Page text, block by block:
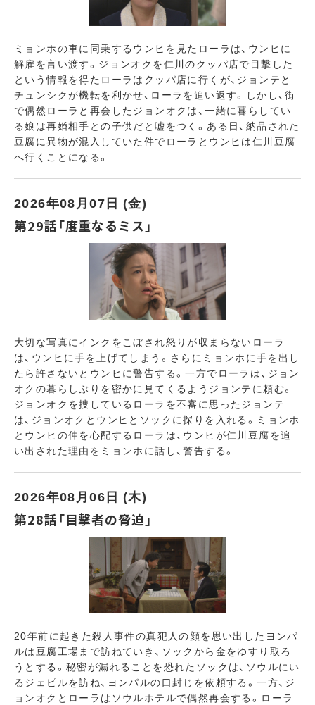
ミョンホの車に同乗するウンヒを見たローラは、ウンヒに
解雇を言い渡す。ジョンオクを仁川のクッパ店で目撃した
という情報を得たローラはクッパ店に行くが、ジョンテと
チュンシクが機転を利かせ、ローラを追い返す。しかし、街
で偶然ローラと再会したジョンオクは、一緒に暮らしてい
る娘は再婚相手との子供だと嘘をつく。ある日、納品された
豆腐に異物が混入していた件でローラとウンヒは仁川豆腐
へ行くことになる。
2026年08月07日 (金)
第29話「度重なるミス」
大切な写真にインクをこぼされ怒りが収まらないローラ
は、ウンヒに手を上げてしまう。さらにミョンホに手を出し
たら許さないとウンヒに警告する。一方でローラは、ジョン
オクの暮らしぶりを密かに見てくるようジョンテに頼む。
ジョンオクを捜しているローラを不審に思ったジョンテ
は、ジョンオクとウンヒとソックに探りを入れる。ミョンホ
とウンヒの仲を心配するローラは、ウンヒが仁川豆腐を追
い出された理由をミョンホに話し、警告する。
2026年08月06日 (木)
第28話「目撃者の脅迫」
20年前に起きた殺人事件の真犯人の顔を思い出したヨンパ
ルは豆腐工場まで訪ねていき、ソックから金をゆすり取ろ
うとする。秘密が漏れることを恐れたソックは、ソウルにい
るジェピルを訪ね、ヨンパルの口封じを依頼する。一方、ジ
ョンオクとローラはソウルホテルで偶然再会する。ローラ